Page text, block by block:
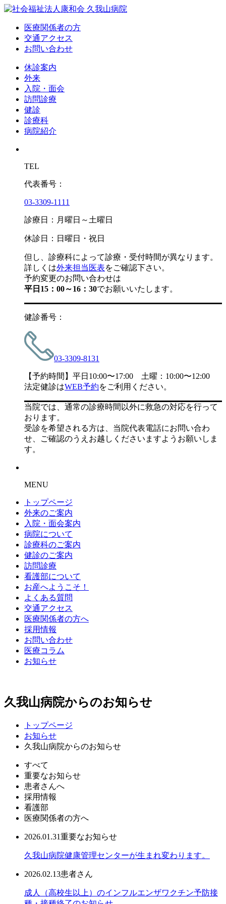
医療関係者の方
交通アクセス
お問い合わせ
休診案内
外来
入院・面会
訪問診療
健診
診療科
病院紹介
TEL
代表番号：
03-3309-1111
診療日：月曜日～土曜日
休診日：日曜日・祝日
但し、診療科によって診療・受付時間が異なります。
詳しくは外来担当医表をご確認下さい。
予約変更のお問い合わせは
平日15：00～16：30でお願いいたします。
健診番号：
03-3309-8131
【予約時間】平日10:00〜17:00 土曜：10:00〜12:00
法定健診はWEB予約をご利用ください。
当院では、通常の診療時間以外に救急の対応を行って
おります。
受診を希望される方は、当院代表電話にお問い合わ
せ、ご確認のうえお越しくださいますようお願いしま
す。
MENU
トップページ
外来のご案内
入院・面会案内
病院について
診療科のご案内
健診のご案内
訪問診療
看護部について
お産へようこそ！
よくある質問
交通アクセス
医療関係者の方へ
採用情報
お問い合わせ
医療コラム
お知らせ
久我山病院からのお知らせ
トップページ
お知らせ
久我山病院からのお知らせ
すべて
重要なお知らせ
患者さんへ
採用情報
看護部
医療関係者の方へ
2026.01.31重要なお知らせ
久我山病院健康管理センターが生まれ変わります。
2026.02.13患者さん
成人（高校生以上）のインフルエンザワクチン予防接